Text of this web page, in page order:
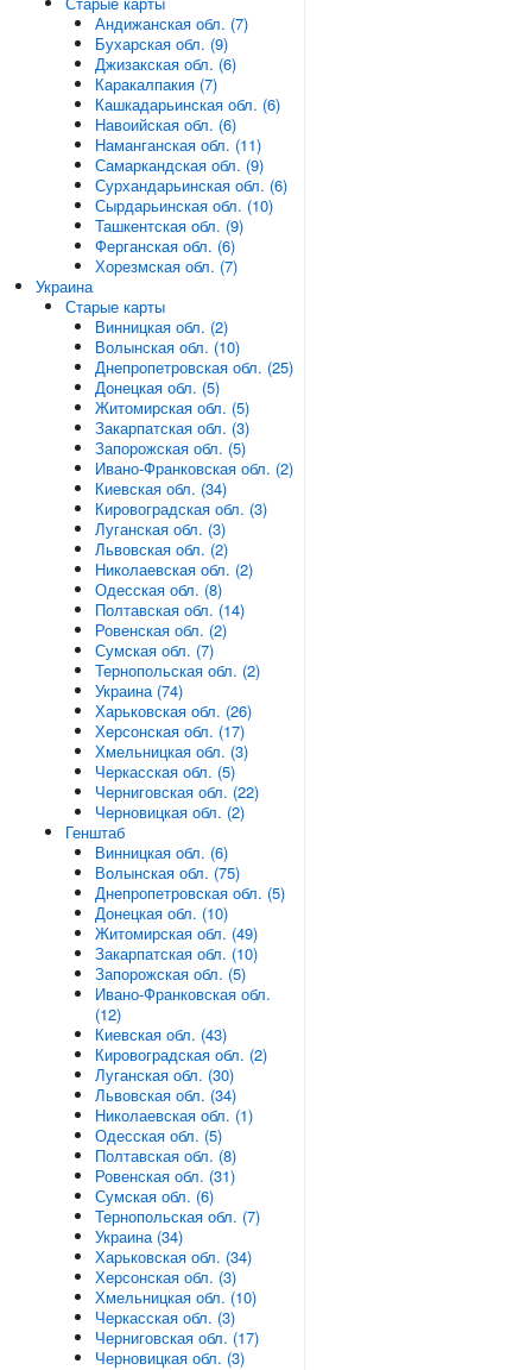
Андижанская обл. (7)
Бухарская обл. (9)
Джизакская обл. (6)
Каракалпакия (7)
Кашкадарьинская обл. (6)
Навоийская обл. (6)
Наманганская обл. (11)
Самаркандская обл. (9)
Сурхандарьинская обл. (6)
Сырдарьинская обл. (10)
Ташкентская обл. (9)
Ферганская обл. (6)
Хорезмская обл. (7)
Украина
Старые карты
Винницкая обл. (2)
Волынская обл. (10)
Днепропетровская обл. (25)
Донецкая обл. (5)
Житомирская обл. (5)
Закарпатская обл. (3)
Запорожская обл. (5)
Ивано-Франковская обл. (2)
Киевская обл. (34)
Кировоградская обл. (3)
Луганская обл. (3)
Львовская обл. (2)
Николаевская обл. (2)
Одесская обл. (8)
Полтавская обл. (14)
Ровенская обл. (2)
Сумская обл. (7)
Тернопольская обл. (2)
Украина (74)
Харьковская обл. (26)
Херсонская обл. (17)
Хмельницкая обл. (3)
Черкасская обл. (5)
Черниговская обл. (22)
Черновицкая обл. (2)
Генштаб
Винницкая обл. (6)
Волынская обл. (75)
Днепропетровская обл. (5)
Донецкая обл. (10)
Житомирская обл. (49)
Закарпатская обл. (10)
Запорожская обл. (5)
Ивано-Франковская обл.
(12)
Киевская обл. (43)
Кировоградская обл. (2)
Луганская обл. (30)
Львовская обл. (34)
Николаевская обл. (1)
Одесская обл. (5)
Полтавская обл. (8)
Ровенская обл. (31)
Сумская обл. (6)
Тернопольская обл. (7)
Украина (34)
Харьковская обл. (34)
Херсонская обл. (3)
Хмельницкая обл. (10)
Черкасская обл. (3)
Черниговская обл. (17)
Черновицкая обл. (3)